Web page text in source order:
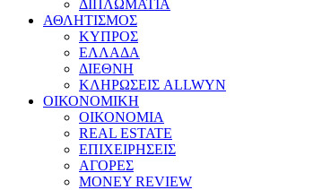
ΔΙΠΛΩΜΑΤΙΑ
ΑΘΛΗΤΙΣΜΟΣ
ΚΥΠΡΟΣ
ΕΛΛΑΔΑ
ΔΙΕΘΝΗ
ΚΛΗΡΩΣΕΙΣ ALLWYN
ΟΙΚΟΝΟΜΙΚΗ
ΟΙΚΟΝΟΜΙΑ
REAL ESTATE
ΕΠΙΧΕΙΡΗΣΕΙΣ
ΑΓΟΡΕΣ
MONEY REVIEW